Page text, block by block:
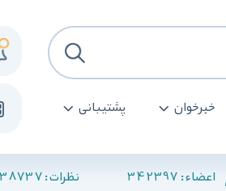
خبرخوان پشتیبانی
اعضاء : 342397 نظرات :38737